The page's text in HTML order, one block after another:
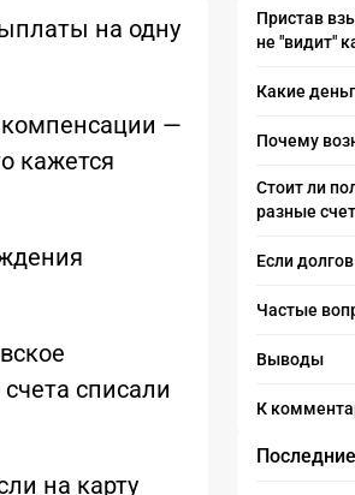
на одну
компенсации —
кажется
списали
на карту
Пристав
не "видит"
Какие
Почему
Стоит ли
разные
Если
Частые
Выводы
К